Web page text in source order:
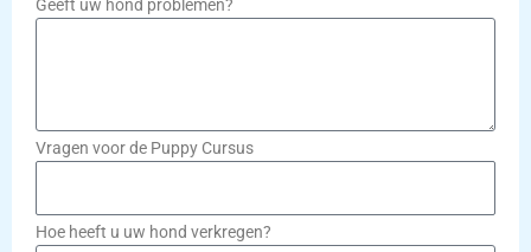
Geeft uw hond problemen?
Vragen voor de Puppy Cursus
Hoe heeft u uw hond verkregen?